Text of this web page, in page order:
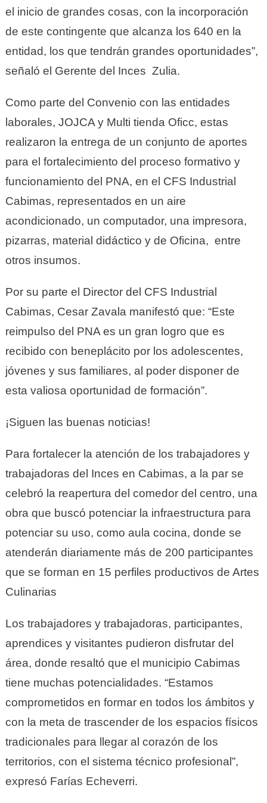
el inicio de grandes cosas, con la incorporación
de este contingente que alcanza los 640 en la
entidad, los que tendrán grandes oportunidades”,
señaló el Gerente del Inces Zulia.
Como parte del Convenio con las entidades
laborales, JOJCA y Multi tienda Oficc, estas
realizaron la entrega de un conjunto de aportes
para el fortalecimiento del proceso formativo y
funcionamiento del PNA, en el CFS Industrial
Cabimas, representados en un aire
acondicionado, un computador, una impresora,
pizarras, material didáctico y de Oficina, entre
otros insumos.
Por su parte el Director del CFS Industrial
Cabimas, Cesar Zavala manifestó que: “Este
reimpulso del PNA es un gran logro que es
recibido con beneplácito por los adolescentes,
jóvenes y sus familiares, al poder disponer de
esta valiosa oportunidad de formación”.
¡Siguen las buenas noticias!
Para fortalecer la atención de los trabajadores y
trabajadoras del Inces en Cabimas, a la par se
celebró la reapertura del comedor del centro, una
obra que buscó potenciar la infraestructura para
potenciar su uso, como aula cocina, donde se
atenderán diariamente más de 200 participantes
que se forman en 15 perfiles productivos de Artes
Culinarias
Los trabajadores y trabajadoras, participantes,
aprendices y visitantes pudieron disfrutar del
área, donde resaltó que el municipio Cabimas
tiene muchas potencialidades. “Estamos
comprometidos en formar en todos los ámbitos y
con la meta de trascender de los espacios físicos
tradicionales para llegar al corazón de los
territorios, con el sistema técnico profesional”,
expresó Farías Echeverri.